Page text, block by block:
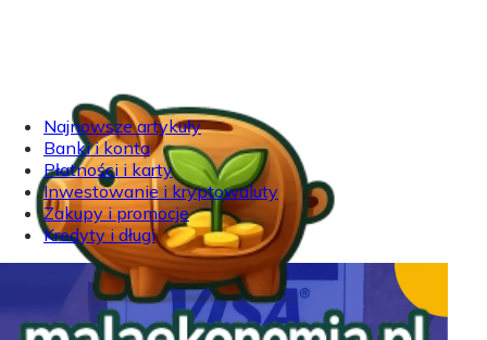
Najnowsze artykuły
Banki i konta
Płatności i karty
Inwestowanie i kryptowaluty
Zakupy i promocje
Kredyty i długi